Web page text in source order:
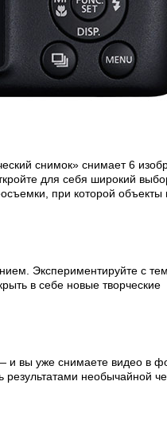
снимок» снимает 6
для себя широкий
при которой объекты
Экспериментируйте с
в себе новые творческие
и вы уже снимаете видео в
необычайной